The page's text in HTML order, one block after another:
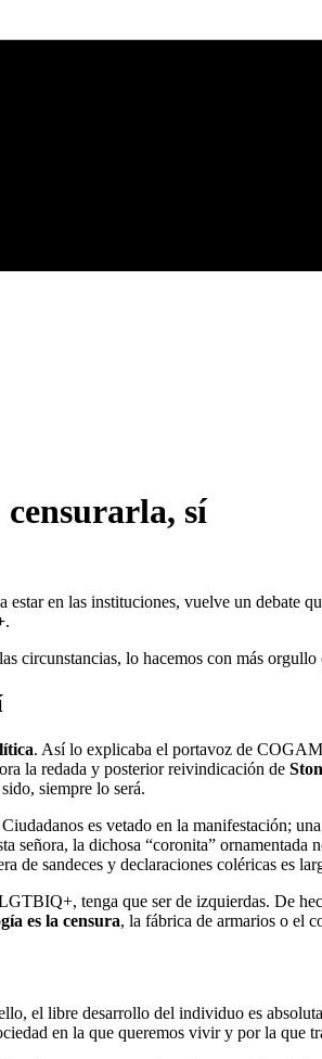
sí
en las instituciones, vuelve un debate
.
circunstancias, lo hacemos con más
. Así lo explicaba el portavoz de
la redada y posterior reivindicación de
siempre lo será.
es vetado en la manifestación;
la dichosa “coronita”
de sandeces y declaraciones coléricas es
tenga que ser de izquierdas. De
es la censura, la fábrica de armarios o el
el libre desarrollo del individuo es
en la que queremos vivir y por la que